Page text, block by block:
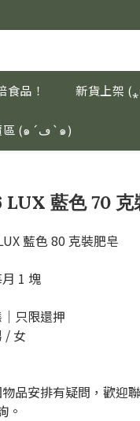
15入）｜優質養生高山茶
15入）｜優質養生高山茶
食品！ 新貨上架
神期不廢特價區 (๑´ڡ`๑)
LUX 藍色 70 克
藍色 80 克裝肥皂
1 塊
只限還押
/ 女
品安排有疑問，歡迎
。